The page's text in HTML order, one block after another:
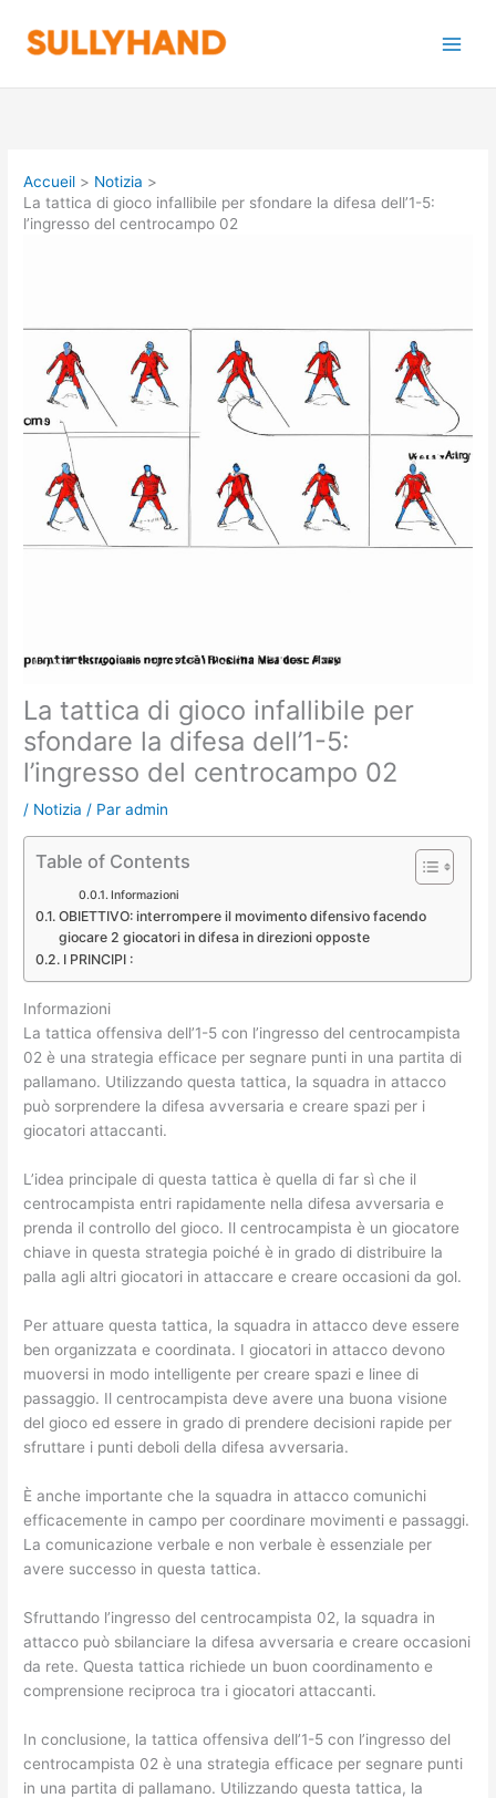
contenu
Accueil
Notizia
La tattica di gioco infallibile per sfondare la difesa dell’1-5:
l’ingresso del centrocampo 02
La tattica di gioco infallibile per
sfondare la difesa dell’1-5:
l’ingresso del centrocampo 02
/ Notizia / Paradmin
Table of Contents
Informazioni
OBIETTIVO: interrompere il movimento difensivo facendo
giocare 2 giocatori in difesa in direzioni opposte
I PRINCIPI :
Informazioni
La tattica offensiva dell’1-5 con l’ingresso del centrocampista
02 è una strategia efficace per segnare punti in una partita di
pallamano. Utilizzando questa tattica, la squadra in attacco
può sorprendere la difesa avversaria e creare spazi per i
giocatori attaccanti.
L’idea principale di questa tattica è quella di far sì che il
centrocampista entri rapidamente nella difesa avversaria e
prenda il controllo del gioco. Il centrocampista è un giocatore
chiave in questa strategia poiché è in grado di distribuire la
palla agli altri giocatori in attaccare e creare occasioni da gol.
Per attuare questa tattica, la squadra in attacco deve essere
ben organizzata e coordinata. I giocatori in attacco devono
muoversi in modo intelligente per creare spazi e linee di
passaggio. Il centrocampista deve avere una buona visione
del gioco ed essere in grado di prendere decisioni rapide per
sfruttare i punti deboli della difesa avversaria.
È anche importante che la squadra in attacco comunichi
efficacemente in campo per coordinare movimenti e passaggi.
La comunicazione verbale e non verbale è essenziale per
avere successo in questa tattica.
Sfruttando l’ingresso del centrocampista 02, la squadra in
attacco può sbilanciare la difesa avversaria e creare occasioni
da rete. Questa tattica richiede un buon coordinamento e
comprensione reciproca tra i giocatori attaccanti.
In conclusione, la tattica offensiva dell’1-5 con l’ingresso del
centrocampista 02 è una strategia efficace per segnare punti
in una partita di pallamano. Utilizzando questa tattica, la